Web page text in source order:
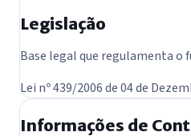
Legislação
Base legal que regulamenta
Lei nº 439/2006 de 04 de
Informações de